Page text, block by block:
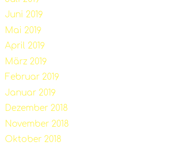
Juni 2019
Mai 2019
April 2019
März 2019
Februar 2019
Januar 2019
Dezember 2018
November 2018
Oktober 2018